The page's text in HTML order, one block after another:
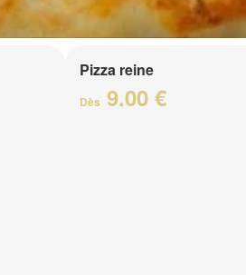
Pizza reine
Dès 9.00 €